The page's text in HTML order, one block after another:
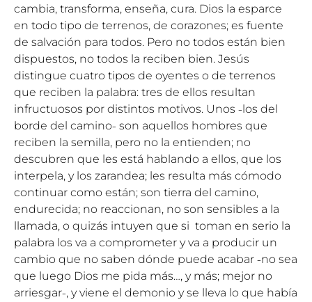
cambia, transforma, enseña, cura. Dios la esparce
en todo tipo de terrenos, de corazones; es fuente
de salvación para todos. Pero no todos están bien
dispuestos, no todos la reciben bien. Jesús
distingue cuatro tipos de oyentes o de terrenos
que reciben la palabra: tres de ellos resultan
infructuosos por distintos motivos. Unos ˗los del
borde del camino˗ son aquellos hombres que
reciben la semilla, pero no la entienden; no
descubren que les está hablando a ellos, que los
interpela, y los zarandea; les resulta más cómodo
continuar como están; son tierra del camino,
endurecida; no reaccionan, no son sensibles a la
llamada, o quizás intuyen que si toman en serio la
palabra los va a comprometer y va a producir un
cambio que no saben dónde puede acabar ˗no sea
que luego Dios me pida más…, y más; mejor no
arriesgar˗, y viene el demonio y se lleva lo que había